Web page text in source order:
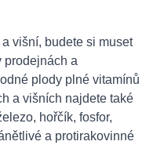
višní, budete si muset
prodejnách a
plody plné vitamínů
a višních najdete také
hořčík, fosfor,
a protirakovinné